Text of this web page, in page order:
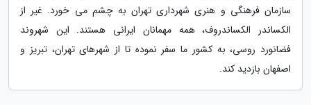
سازمان فرهنگی و هنری شهرداری تهران به چشم می خورد. غیر از
الکساندر الکساندروف، همه مهمانان ایرانی هستند. این شهروند
فضانورد روسی، به کشور ما سفر نموده تا از شهرهای تهران، تبریز و
اصفهان بازدید کند.